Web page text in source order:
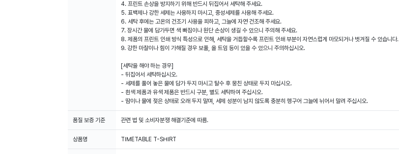
4. 프린트 손상을 방지하기 위해 반드시 뒤집어서 세탁해 주세요.
5. 표백제나 강한 세제는 사용하지 마시고, 중성세제를 사용해 주세요.
6. 세탁 후에는 고온의 건조기 사용을 피하고, 그늘에 자연 건조해 주세요.
7. 장시간 물에 담가두면 색 빠짐이나 원단 손상이 생길 수 있으니 주의해 주세요.
8. 제품의 프린트 인쇄 방식 특성으로 인해, 세탁을 거듭할수록 프린트 인쇄 부분이 자연스럽게 마모되거나 벗겨질 수 있습니다.
9. 강한 마찰이나 힘이 가해질 경우 보풀, 올 트임 등이 있을 수 있으니 주의하십시오.
[세탁을 해야 하는 경우]
- 뒤집어서 세탁하십시오.
- 세제를 풀어 놓은 물에 담가 두지 마시고 탈수 후 뭉친 상태로 두지 마십시오.
- 흰색 제품과 유색 제품은 반드시 구분, 별도 세탁하여 주십시오.
- 땀이나 물에 젖은 상태로 오래 두지 말며, 세제 성분이 남지 않도록 충분히 헹구어 그늘에 뉘어서 말려 주십시오.
품질 보증 기준 관련 법 및 소비자분쟁 해결기준에 따름.
상품명 TIMETABLE T-SHIRT